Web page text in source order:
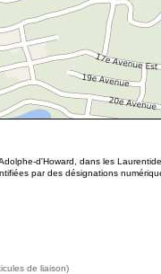
d'Howard, dans les
par des désignations
de liaison)